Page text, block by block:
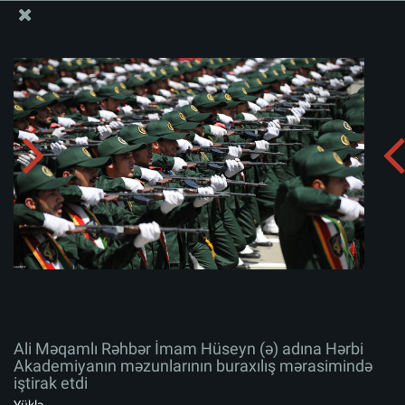
Ali Məqamlı Rəhbər İmam Hüseyn (ə) adına Hərbi
Akademiyanın məzunlarının buraxılış mərasimində
iştirak etdi
Albomu yüklə:
Ali Məqamlı Rəhbər İmam Hüseyn (ə) adına Hərbi
Akademiyanın məzunlarının buraxılış mərasimində
iştirak etdi